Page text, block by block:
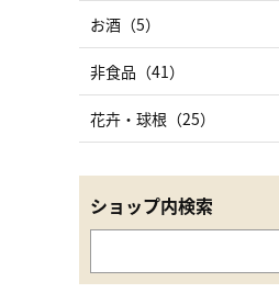
お酒（5）
非食品（41）
花卉・球根（25）
ショップ内検索